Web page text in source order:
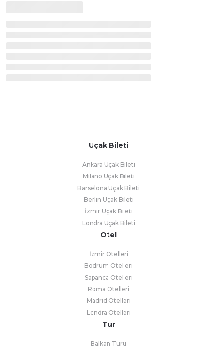
Uçak Bileti
Ankara Uçak Bileti
Milano Uçak Bileti
Barselona Uçak Bileti
Berlin Uçak Bileti
İzmir Uçak Bileti
Londra Uçak Bileti
Otel
İzmir Otelleri
Bodrum Otelleri
Sapanca Otelleri
Roma Otelleri
Madrid Otelleri
Londra Otelleri
Tur
Balkan Turu